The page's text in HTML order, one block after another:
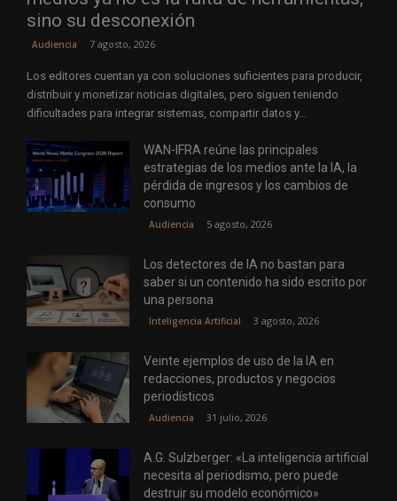
sino su desconexión
Audiencia 7 agosto, 2026
Los editores cuentan ya con soluciones suficientes para producir,
distribuir y monetizar noticias digitales, pero siguen teniendo
dificultades para integrar sistemas, compartir datos y...
WAN-IFRA reúne las principales
estrategias de los medios ante la IA, la
pérdida de ingresos y los cambios de
consumo
Audiencia 5 agosto, 2026
Los detectores de IA no bastan para
saber si un contenido ha sido escrito por
una persona
Inteligencia Artificial 3 agosto, 2026
Veinte ejemplos de uso de la IA en
redacciones, productos y negocios
periodísticos
Audiencia 31 julio, 2026
A.G. Sulzberger: «La inteligencia artificial
necesita al periodismo, pero puede
destruir su modelo económico»